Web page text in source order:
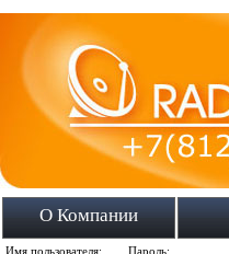
О Компании
Имя пользователя: Пароль: